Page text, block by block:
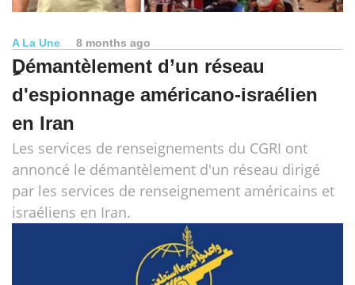
A La Une 8 months ago
ِِِDémantèlement d’un réseau
d'espionnage américano-israélien
en Iran
Les services de renseignements du CGRI ont
annoncé le démantèlement d'un réseau dirigé
par les services de renseignement américains et
israéliens en Iran.